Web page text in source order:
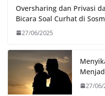
Oversharing dan Privasi
Bicara Soal Curhat di
27/06/2025
27/06/